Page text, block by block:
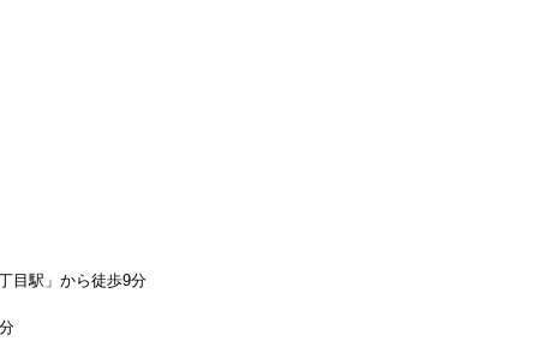
目駅」から徒歩9分